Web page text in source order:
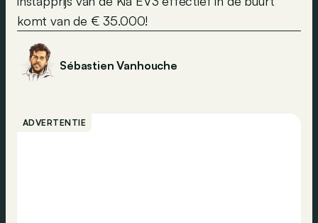
komt van de € 35.000!
Sébastien Vanhouche
ADVERTENTIE